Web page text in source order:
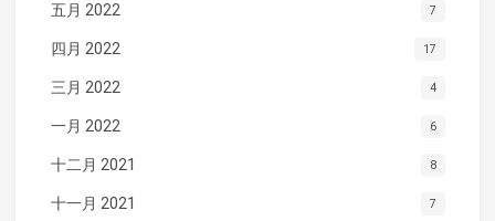
五月 2022 7
四月 2022 17
三月 2022 4
一月 2022 6
十二月 2021 8
十一月 2021 7